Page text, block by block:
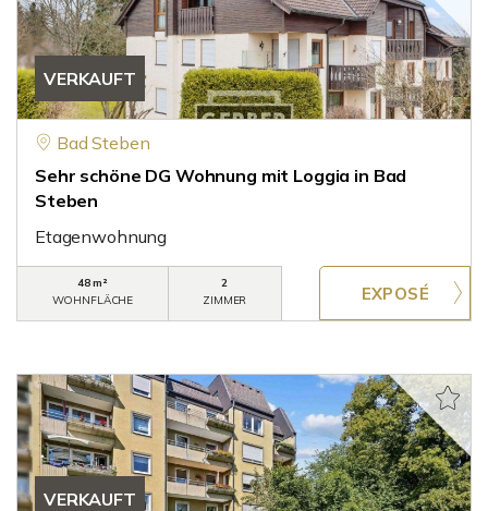
VERKAUFT
Bad Steben
Sehr schöne DG Wohnung mit Loggia in Bad
Steben
Etagenwohnung
48 m²
WOHNFLÄCHE
2
ZIMMER
VERKAUFT